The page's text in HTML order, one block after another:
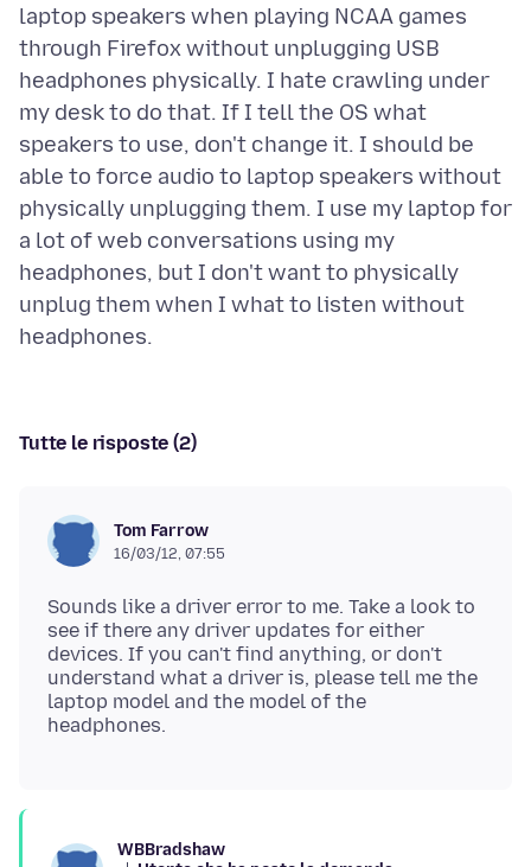
laptop speakers when playing NCAA games
through Firefox without unplugging USB
headphones physically. I hate crawling under
my desk to do that. If I tell the OS what
speakers to use, don't change it. I should be
able to force audio to laptop speakers without
physically unplugging them. I use my laptop for
a lot of web conversations using my
headphones, but I don't want to physically
unplug them when I what to listen without
Tutte le risposte (2)
Tom Farrow
16/03/12, 07:55
Sounds like a driver error to me. Take a look to
see if there any driver updates for either
devices. If you can't find anything, or don't
understand what a driver is, please tell me the
laptop model and the model of the
WBBradshaw